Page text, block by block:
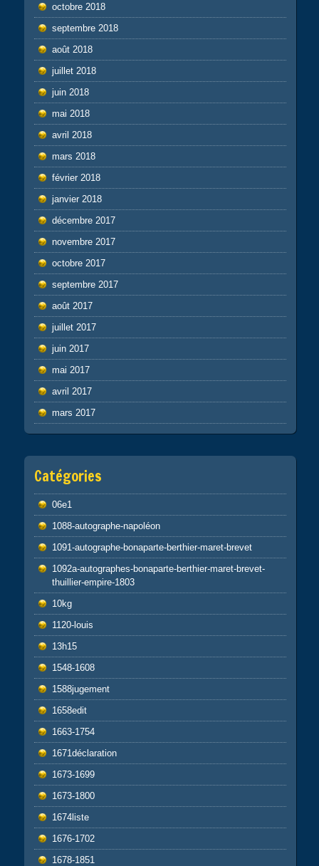
octobre 2018
septembre 2018
août 2018
juillet 2018
juin 2018
mai 2018
avril 2018
mars 2018
février 2018
janvier 2018
décembre 2017
novembre 2017
octobre 2017
septembre 2017
août 2017
juillet 2017
juin 2017
mai 2017
avril 2017
mars 2017
Catégories
06e1
1088-autographe-napoléon
1091-autographe-bonaparte-berthier-maret-brevet
1092a-autographes-bonaparte-berthier-maret-brevet-
thuillier-empire-1803
10kg
1120-louis
13h15
1548-1608
1588jugement
1658edit
1663-1754
1671déclaration
1673-1699
1673-1800
1674liste
1676-1702
1678-1851